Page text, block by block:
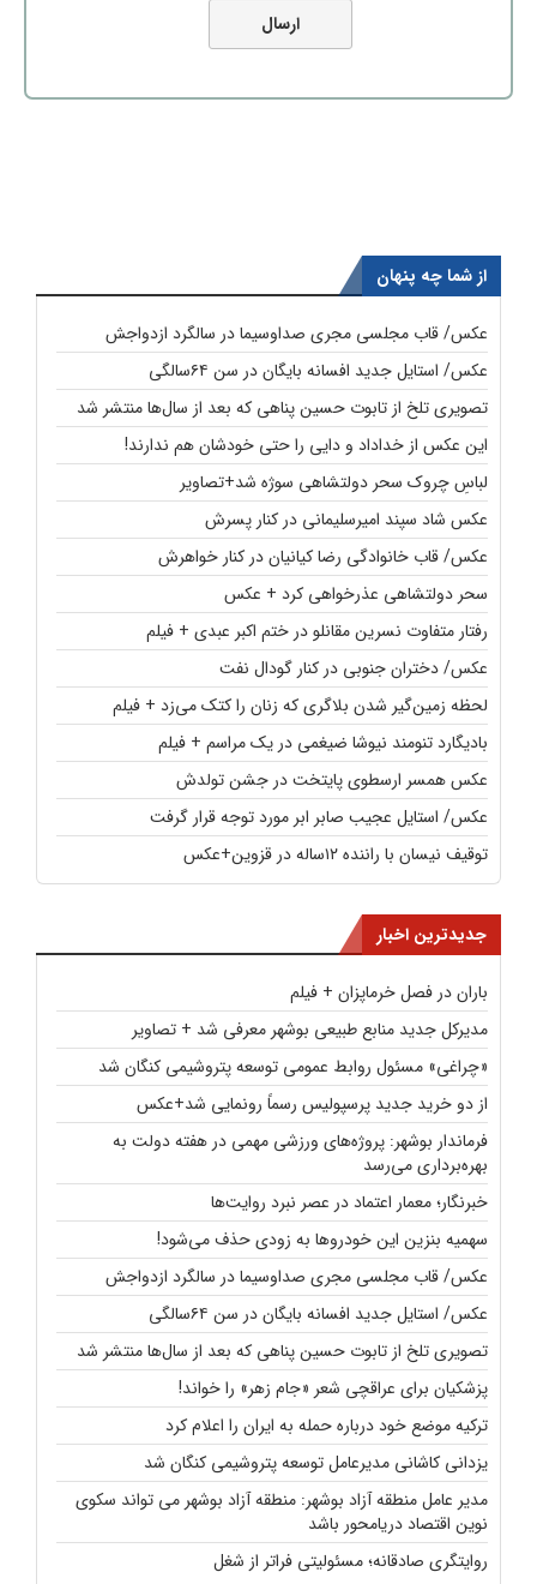
از شما چه پنهان
عکس/ قاب مجلسی مجری صداوسیما در سالگرد ازدواجش
عکس/ استایل جدید افسانه بایگان در سن ۶۴سالگی
تصویری تلخ از تابوت حسین پناهی که بعد از سال‌ها منتشر شد
این عکس از خداداد و دایی را حتی خودشان هم ندارند!
لباسِ چروک سحر دولتشاهی سوژه شد+تصاویر
عکس شاد سپند امیرسلیمانی در کنار پسرش
عکس/ قاب خانوادگی رضا کیانیان در کنار خواهرش
سحر دولتشاهی عذرخواهی کرد + عکس
رفتار متفاوت نسرین مقانلو در ختم اکبر عبدی + فیلم
عکس/ دختران جنوبی در کنار گودال نفت
لحظه زمین‌گیر شدن بلاگری که زنان را کتک می‌زد + فیلم
بادیگارد تنومند نیوشا ضیغمی در یک مراسم + فیلم
عکس همسر ارسطوی پایتخت در جشن تولدش
عکس/ استایل عجیب صابر ابر مورد توجه قرار گرفت
توقیف نیسان با راننده ۱۲ساله در قزوین+عکس
جدیدترین اخبار
باران در فصل خرماپزان + فیلم
مدیرکل جدید منابع طبیعی بوشهر معرفی شد + تصاویر
«چراغی» مسئول روابط عمومی توسعه پتروشیمی کنگان شد
از دو خرید جدید پرسپولیس رسماً رونمایی شد+عکس
فرماندار بوشهر: پروژه‌های ورزشی مهمی در هفته دولت به
بهره‌برداری می‌رسد
خبرنگار؛ معمار اعتماد در عصر نبرد روایت‌ها
سهمیه بنزین این خودروها به زودی حذف می‌شود!
عکس/ قاب مجلسی مجری صداوسیما در سالگرد ازدواجش
عکس/ استایل جدید افسانه بایگان در سن ۶۴سالگی
تصویری تلخ از تابوت حسین پناهی که بعد از سال‌ها منتشر شد
پزشکیان برای عراقچی شعر «جام زهر» را خواند!
ترکیه موضع خود درباره حمله به ایران را اعلام کرد
یزدانی کاشانی مدیرعامل توسعه پتروشیمی کنگان شد
مدیر عامل منطقه آزاد بوشهر: منطقه آزاد بوشهر می تواند سکوی
نوین اقتصاد دریامحور باشد
روایتگری صادقانه؛ مسئولیتی فراتر از شغل